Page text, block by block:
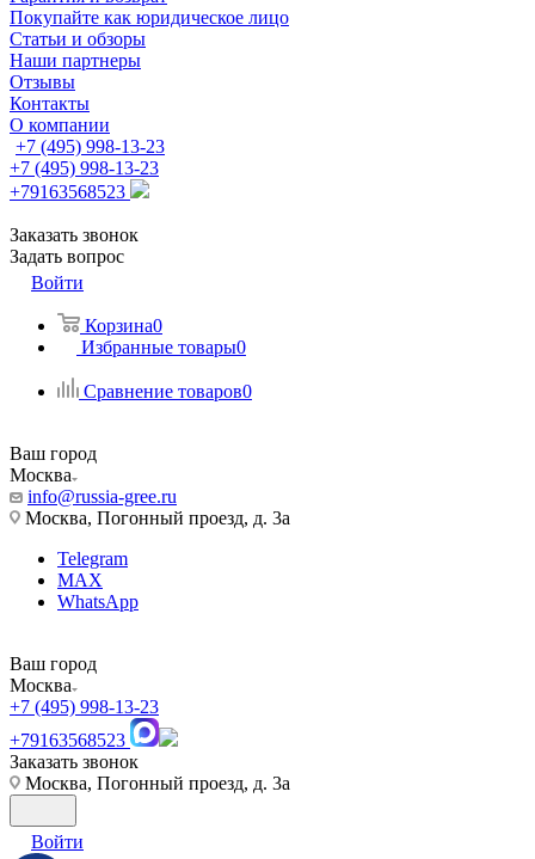
Покупайте как юридическое лицо
Статьи и обзоры
Наши партнеры
Отзывы
Контакты
О компании
+7 (495) 998-13-23
+7 (495) 998-13-23
+79163568523
Заказать звонок
Задать вопрос
Войти
Корзина0
Избранные товары0
Сравнение товаров0
Ваш город
Москва
info@russia-gree.ru
Москва, Погонный проезд, д. 3а
Telegram
MAX
WhatsApp
Ваш город
Москва
+7 (495) 998-13-23
+79163568523
Заказать звонок
Москва, Погонный проезд, д. 3а
Войти